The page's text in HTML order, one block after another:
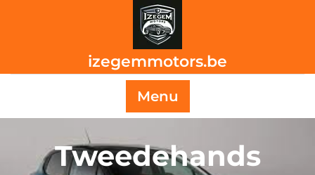
izegemmotors.be
Menu
Tweedehands